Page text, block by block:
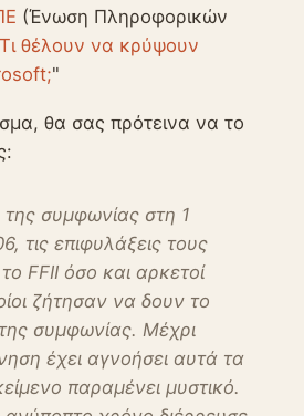
(Ένωση Πληροφορικών
Τι θέλουν να κρύψουν
"
θα σας πρότεινα να το
της συμφωνίας στη 1
τις επιφυλάξεις τους
FFII όσο και αρκετοί
ζήτησαν να δουν το
συμφωνίας. Μέχρι
έχει αγνοήσει αυτά τα
παραμένει μυστικό.